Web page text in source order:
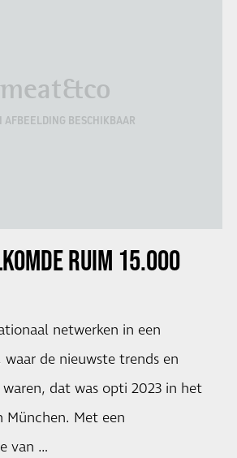
meat&co
AFBEELDING BESCHIKBAAR
RUIM 15.000
netwerken in een
waar de nieuwste trends en
dat was opti 2023 in het
München. Met een
van …